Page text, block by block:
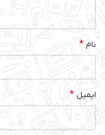
نام *
ایمیل *